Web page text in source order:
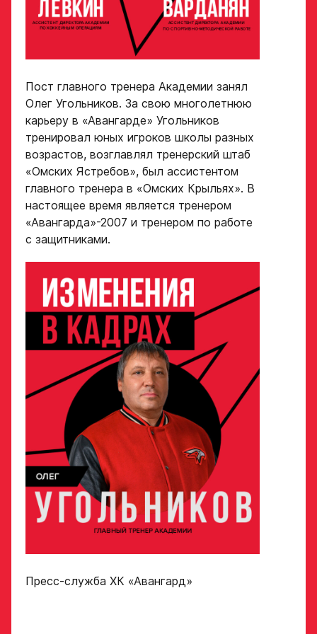
Пост главного тренера Академии занял
Олег Угольников. За свою многолетнюю
карьеру в «Авангарде» Угольников
тренировал юных игроков школы разных
возрастов, возглавлял тренерский штаб
«Омских Ястребов», был ассистентом
главного тренера в «Омских Крыльях». В
настоящее время является тренером
«Авангарда»-2007 и тренером по работе
с защитниками.
Пресс-служба ХК «Авангард»
Амплуа игрока
если опыта игры нет,
оставьте это поле пустым
ФИО законного
представителя
Номер телефона
законного
представителя
Нажимая кнопку
«Отправить»,
вы принимаете
условия
обработки
персональных
данных
Ассоциации
ХК Авангард
Отправленная заявка
попадает в базу
скаутского отдела
ответа с законным
of-russia/docs/youthcomp/
обязателен для тех, кто
подаёт заявку.
Название школы /
команды, за которую
играет спортсмен
в настоящее время
Нарезки игровых смен
в двух крайних играх
Поместите в строку ответа
ссылку на облачное
хранилище, на которое
загружены видео
Игровой номер
ФИО законного
представителя
Номер телефона
представителя
СПАСИБО ЗА ЗАЯВКУ!
Если данные ученика соответствуют
требованиям для обучения в Академии, мы
свяжемся с вами в течение 5 рабочих дней.